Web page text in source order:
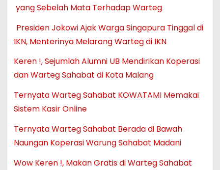
yang Sebelah Mata Terhadap Warteg
Presiden Jokowi Ajak Warga Singapura Tinggal di
IKN, Menterinya Melarang Warteg di IKN
Keren !, Sejumlah Alumni UB Mendirikan Koperasi
dan Warteg Sahabat di Kota Malang
Ternyata Warteg Sahabat KOWATAMI Memakai
Sistem Kasir Online
Ternyata Warteg Sahabat Berada di Bawah
Naungan Koperasi Warung Sahabat Madani
Wow Keren !, Makan Gratis di Warteg Sahabat